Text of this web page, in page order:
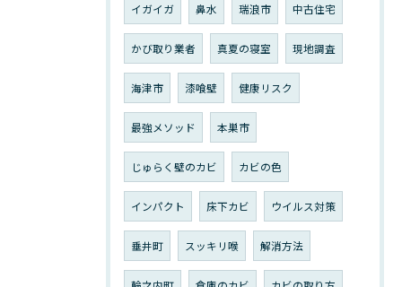
イガイガ 鼻水 瑞浪市 中古住宅
かび取り業者 真夏の寝室 現地調査
海津市 漆喰壁 健康リスク
最強メソッド 本巣市
じゅらく壁のカビ カビの色
インパクト 床下カビ ウイルス対策
垂井町 スッキリ喉 解消方法